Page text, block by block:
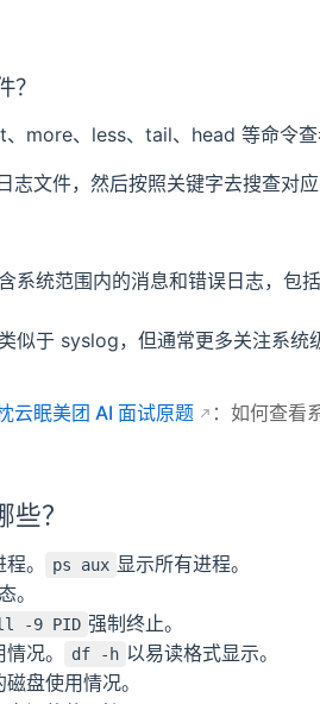
？
more、less、tail、head 等命令
志文件，然后按照关键字去搜查对
系统范围内的消息和错误日志，包
似于 syslog，但通常更多关注系统
云眠美团 AI 面试原题 ：如何查看
？
。 ps aux 显示所有进程。
。
-9 PID 强制终止。
况。 df -h 以易读格式显示。
盘使用情况。